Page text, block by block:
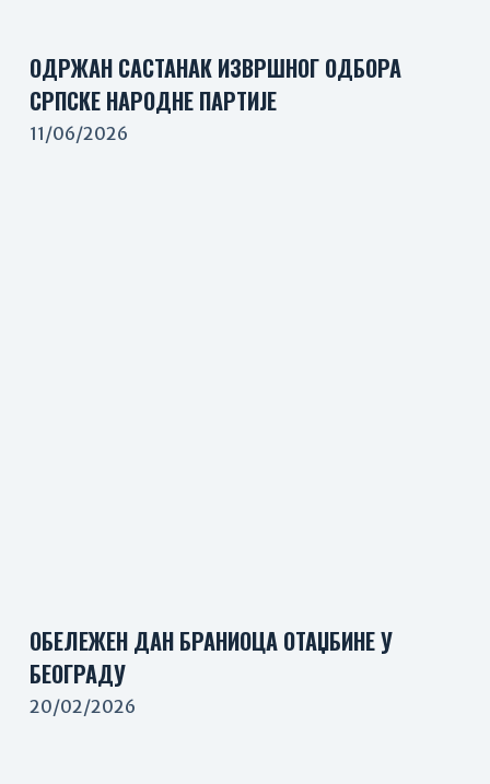
ОДРЖАН САСТАНАК ИЗВРШНОГ ОДБОРА
СРПСКЕ НАРОДНЕ ПАРТИЈЕ
11/06/2026
ОБЕЛЕЖЕН ДАН БРАНИОЦА ОТАЏБИНЕ У
БЕОГРАДУ
20/02/2026